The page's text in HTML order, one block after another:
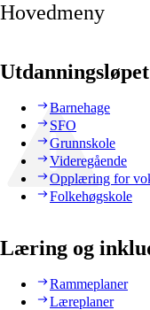
Hovedmeny
Utdanningsløpet
Barnehage
SFO
Grunnskole
Videregående
Opplæring for
Folkehøgskole
Læring og
Rammeplaner
Læreplaner